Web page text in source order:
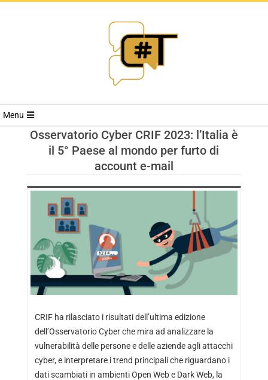
RIVISTA
TRENDS
Menu
Osservatorio Cyber CRIF 2023: l’Italia è
il 5° Paese al mondo per furto di
account e-mail
CRIF ha rilasciato i risultati dell’ultima edizione
dell’Osservatorio Cyber che mira ad analizzare la
vulnerabilità delle persone e delle aziende agli attacchi
cyber, e interpretare i trend principali che riguardano i
dati scambiati in ambienti Open Web e Dark Web, la